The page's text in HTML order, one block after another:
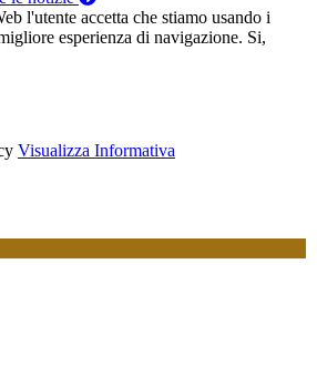
l'utente accetta che stiamo usando i
esperienza di navigazione. Si,
Visualizza Informativa